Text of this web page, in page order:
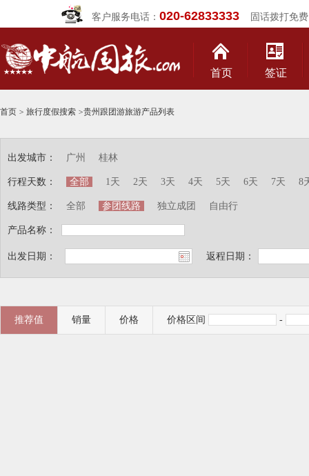
客户服务电话： 020-62833333固话拨打免费
首页 签证
首页 > 旅行度假搜索 >贵州跟团游旅游产品列表
出发城市：
行程天数：
线路类型：
产品名称：
广州 桂林
全部 1天 2天 3天 4天 5天 6天 7天 8
全部 参团线路 独立成团 自由行
出发日期： 返程日期：
推荐值 销量 价格 价格区间 -